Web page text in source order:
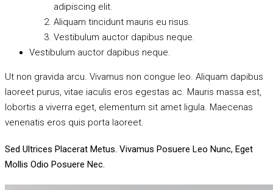
adipiscing elit.
Aliquam tincidunt mauris eu risus.
Vestibulum auctor dapibus neque.
Vestibulum auctor dapibus neque.
Ut non gravida arcu. Vivamus non congue leo. Aliquam dapibus
laoreet purus, vitae iaculis eros egestas ac. Mauris massa est,
lobortis a viverra eget, elementum sit amet ligula. Maecenas
venenatis eros quis porta laoreet.
Sed Ultrices Placerat Metus. Vivamus Posuere Leo Nunc, Eget
Mollis Odio Posuere Nec.